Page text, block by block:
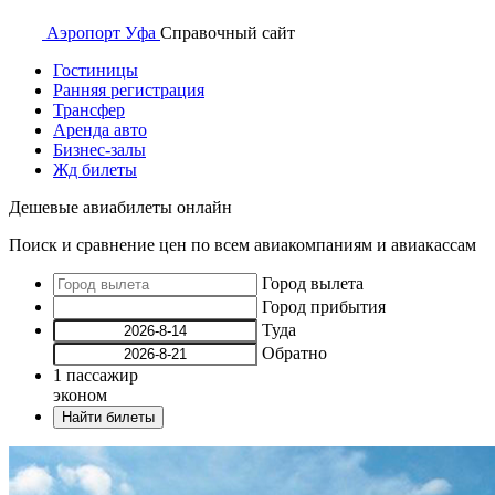
Аэропорт Уфа Справочный сайт
Гостиницы
Ранняя регистрация
Трансфер
Аренда авто
Бизнес-залы
Жд билеты
Дешевые авиабилеты онлайн
Поиск и сравнение цен по всем авиакомпаниям и авиакассам
Город вылета
Город прибытия
Туда
Обратно
1 пассажир
эконом
Найти билеты